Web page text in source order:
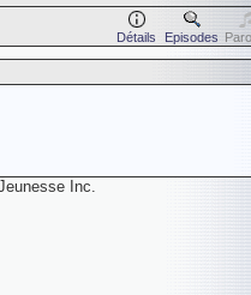
Détails Episodes
Inc.